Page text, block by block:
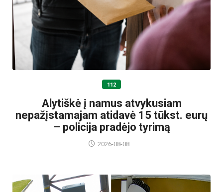
112
Alytiškė į namus atvykusiam
nepažįstamajam atidavė 15 tūkst. eurų
– policija pradėjo tyrimą
2026-08-08